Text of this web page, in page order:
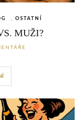
, OSTATNÍ
MUŽI?